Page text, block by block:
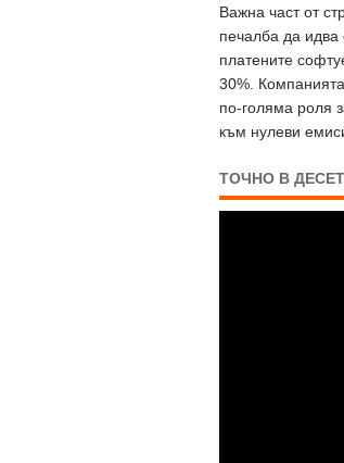
Важна част от
печалба да идва
платените
30%.
по-голяма роля
към нулеви
ТОЧНО В